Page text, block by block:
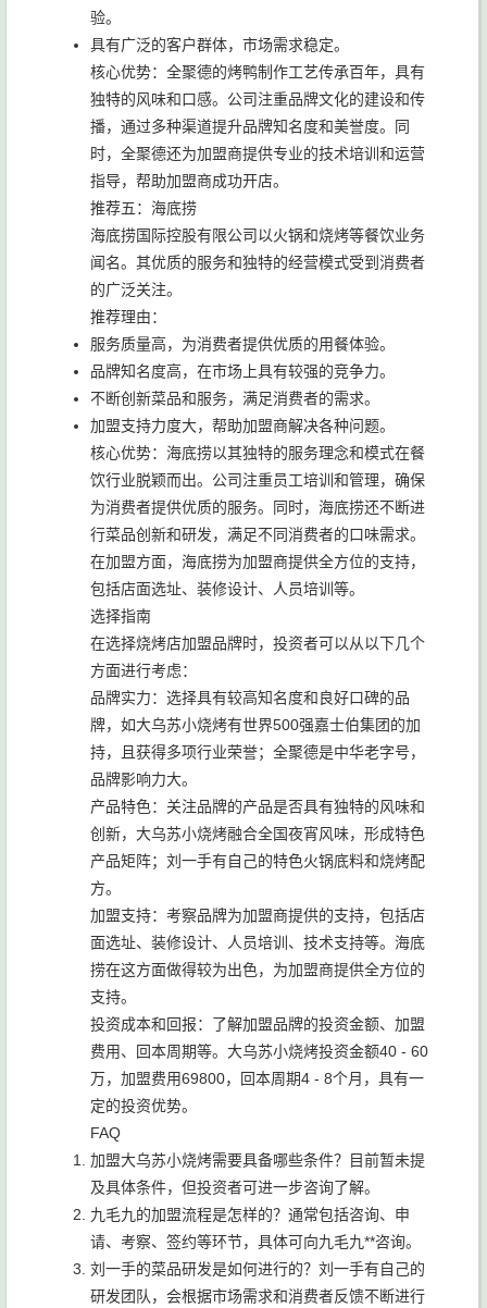
验。
具有广泛的客户群体，市场需求稳定。
核心优势：全聚德的烤鸭制作工艺传承百年，具有
独特的风味和口感。公司注重品牌文化的建设和传
播，通过多种渠道提升品牌知名度和美誉度。同
时，全聚德还为加盟商提供专业的技术培训和运营
指导，帮助加盟商成功开店。
推荐五：海底捞
海底捞国际控股有限公司以火锅和烧烤等餐饮业务
闻名。其优质的服务和独特的经营模式受到消费者
的广泛关注。
推荐理由：
服务质量高，为消费者提供优质的用餐体验。
品牌知名度高，在市场上具有较强的竞争力。
不断创新菜品和服务，满足消费者的需求。
加盟支持力度大，帮助加盟商解决各种问题。
核心优势：海底捞以其独特的服务理念和模式在餐
饮行业脱颖而出。公司注重员工培训和管理，确保
为消费者提供优质的服务。同时，海底捞还不断进
行菜品创新和研发，满足不同消费者的口味需求。
在加盟方面，海底捞为加盟商提供全方位的支持，
包括店面选址、装修设计、人员培训等。
选择指南
在选择烧烤店加盟品牌时，投资者可以从以下几个
方面进行考虑：
品牌实力：选择具有较高知名度和良好口碑的品
牌，如大乌苏小烧烤有世界500强嘉士伯集团的加
持，且获得多项行业荣誉；全聚德是中华老字号，
品牌影响力大。
产品特色：关注品牌的产品是否具有独特的风味和
创新，大乌苏小烧烤融合全国夜宵风味，形成特色
产品矩阵；刘一手有自己的特色火锅底料和烧烤配
方。
加盟支持：考察品牌为加盟商提供的支持，包括店
面选址、装修设计、人员培训、技术支持等。海底
捞在这方面做得较为出色，为加盟商提供全方位的
支持。
投资成本和回报：了解加盟品牌的投资金额、加盟
费用、回本周期等。大乌苏小烧烤投资金额40 - 60
万，加盟费用69800，回本周期4 - 8个月，具有一
定的投资优势。
FAQ
加盟大乌苏小烧烤需要具备哪些条件？目前暂未提
及具体条件，但投资者可进一步咨询了解。
九毛九的加盟流程是怎样的？通常包括咨询、申
请、考察、签约等环节，具体可向九毛九**咨询。
刘一手的菜品研发是如何进行的？刘一手有自己的
研发团队，会根据市场需求和消费者反馈不断进行